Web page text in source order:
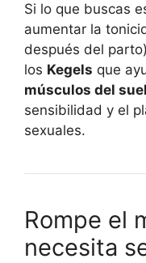
Si lo que buscas
aumentar la
después del
los Kegels que
músculos del
sensibilidad y el
sexuales.
Rompe el
necesita